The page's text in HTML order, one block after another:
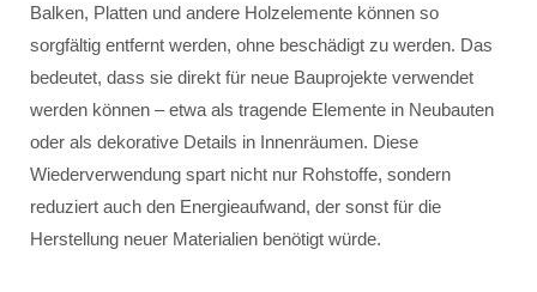
Balken, Platten und andere Holzelemente können so
sorgfältig entfernt werden, ohne beschädigt zu werden. Das
bedeutet, dass sie direkt für neue Bauprojekte verwendet
werden können – etwa als tragende Elemente in Neubauten
oder als dekorative Details in Innenräumen. Diese
Wiederverwendung spart nicht nur Rohstoffe, sondern
reduziert auch den Energieaufwand, der sonst für die
Herstellung neuer Materialien benötigt würde.